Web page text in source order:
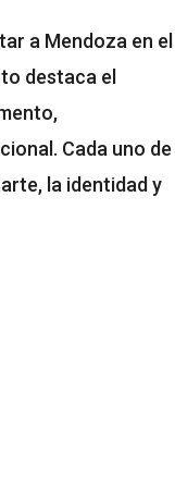
a Mendoza en el
destaca el
Cada uno de
la identidad y